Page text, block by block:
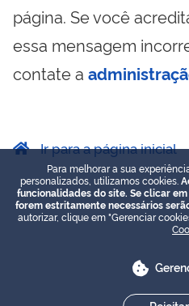
página. Se você
essa mensagem
contate a
Ir para a página inicial
Para melhorar a sua
personalizados, utilizamos cookies.
funcionalidades do site. Se clicar
forem estritamente necessários
autorizar, clique em "Gerenciar